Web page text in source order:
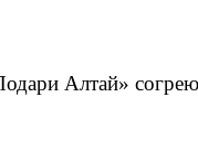
Алтай»